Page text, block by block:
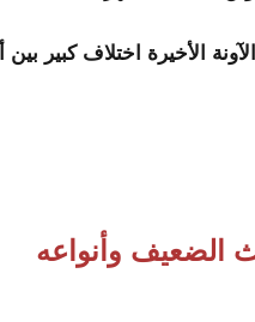
الأخيرة اختلاف كبير
الضعيف وأنواعه